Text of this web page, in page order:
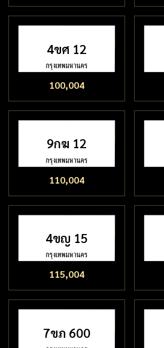
4ขศ 12
100,004
9กฆ 12
110,004
4ขญ 15
115,004
7ขภ 600